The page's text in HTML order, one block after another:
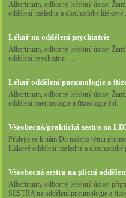
Albertinum, odborný léčebný ústav,
oddělení následné a dlouhodobé
Lékař na oddělení psychiatrie
Albertinum, odborný léčebný ústav,
oddělení psychiatrie ...
Lékař oddělení pneumologie a
Albertinum, odborný léčebný ústav,
oddělení pneumologie a ftizeologie (pl...
Všeobecná/praktická sestra na
Přidejte se k nám Do našeho týmu
lůžkové oddělení následné a dlouhodobé
Všeobecná sestra na plicní
Albertinum, odborný léčebný ústav,
SESTRA na oddělení pneumologie a